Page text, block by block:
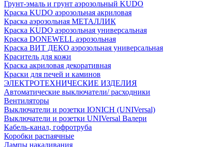
Грунт-эмаль и грунт аэрозольный KUDO
Краска KUDO аэрозольная акриловая
Краска аэрозольная МЕТАЛЛИК
Краска KUDO аэрозольная универсальная
Краска DONEWELL аэрозольная
Краска ВИТ ДЕКО аэрозольная универсальная
Краситель для кожи
Краска акриловая декоративная
Краски для печей и каминов
ЭЛЕКТРОТЕХНИЧЕСКИЕ ИЗДЕЛИЯ
Автоматические выключатели/ расходники
Вентиляторы
Выключатели и розетки IONICH (UNIVersal)
Выключатели и розетки UNIVersal Валери
Кабель-канал, гофротруба
Коробки распаячные
Лампы накаливания